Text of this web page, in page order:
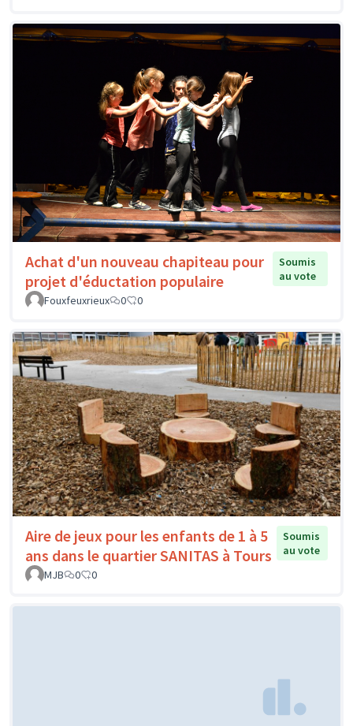
Achat d'un nouveau chapiteau pour
projet d'éductation populaire
Soumis
au vote
Fouxfeuxrieux
0 0
Aire de jeux pour les enfants de 1 à 5
ans dans le quartier SANITAS à Tours
Soumis
au vote
MJB
0 0